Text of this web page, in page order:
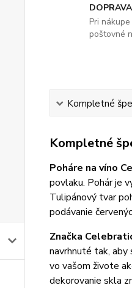
Pri
poštovné
Kompletné
Kompletné
Poháre na víno
povlaku. Pohár je
Tulipánový tvar
podávanie
Značka
navrhnuté tak,
vo vašom živote
dekorovanie skla